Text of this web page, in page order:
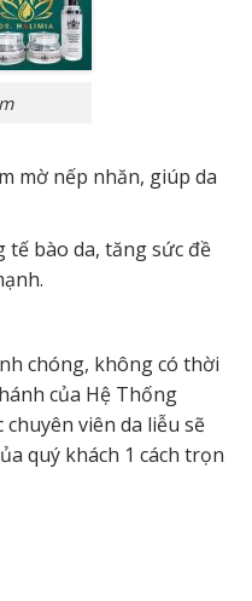
mờ nếp nhăn, giúp da
bào da, tăng sức đề
chóng, không có thời
của Hệ Thống
chuyên viên da liễu sẽ
quý khách 1 cách trọn